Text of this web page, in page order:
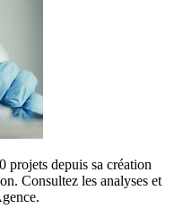
projets depuis sa création
Consultez les analyses et